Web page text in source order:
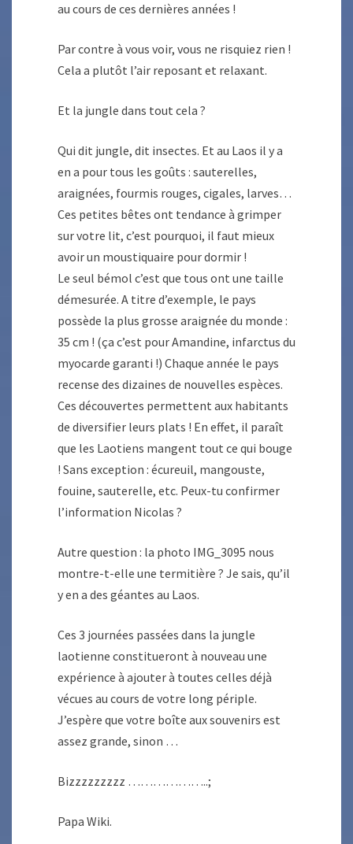
au cours de ces dernières années !
Par contre à vous voir, vous ne risquiez rien !
Cela a plutôt l’air reposant et relaxant.
Et la jungle dans tout cela ?
Qui dit jungle, dit insectes. Et au Laos il y a
en a pour tous les goûts : sauterelles,
araignées, fourmis rouges, cigales, larves…
Ces petites bêtes ont tendance à grimper
sur votre lit, c’est pourquoi, il faut mieux
avoir un moustiquaire pour dormir !
Le seul bémol c’est que tous ont une taille
démesurée. A titre d’exemple, le pays
possède la plus grosse araignée du monde :
35 cm ! (ça c’est pour Amandine, infarctus du
myocarde garanti !) Chaque année le pays
recense des dizaines de nouvelles espèces.
Ces découvertes permettent aux habitants
de diversifier leurs plats ! En effet, il paraît
que les Laotiens mangent tout ce qui bouge
! Sans exception : écureuil, mangouste,
fouine, sauterelle, etc. Peux-tu confirmer
l’information Nicolas ?
Autre question : la photo IMG_3095 nous
montre-t-elle une termitière ? Je sais, qu’il
y en a des géantes au Laos.
Ces 3 journées passées dans la jungle
laotienne constitueront à nouveau une
expérience à ajouter à toutes celles déjà
vécues au cours de votre long périple.
J’espère que votre boîte aux souvenirs est
assez grande, sinon …
Bizzzzzzzzz ………………..;
Papa Wiki.